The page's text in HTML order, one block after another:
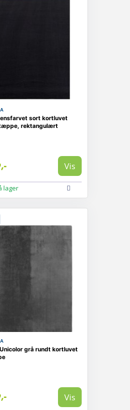
ensfarvet sort kortluvet
rektangulært
Vis
lager
grå rundt kortluvet
Vis